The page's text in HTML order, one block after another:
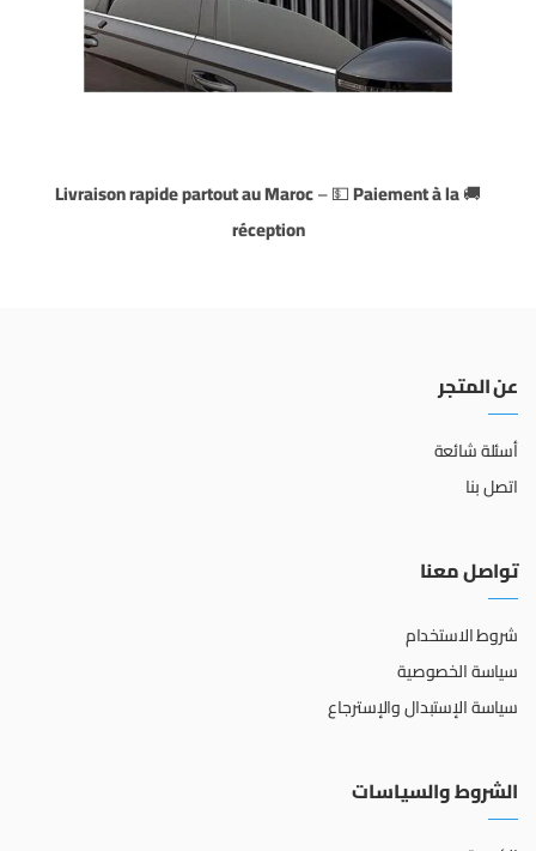
🚚
Livraison rapide partout au Maroc– 💵Paiement à la
réception
عن المتجر
أسئلة شائعة
اتصل بنا
تواصل معنا
شروط الاستخدام
سياسة الخصوصية
سياسة الإستبدال والإسترجاع
الشروط والسياسات